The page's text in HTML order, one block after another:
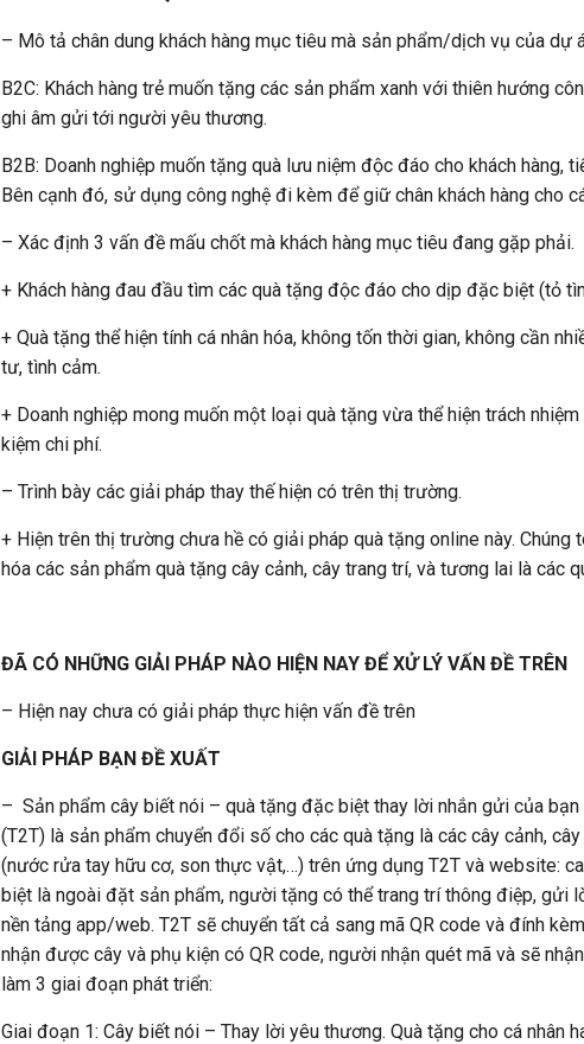
– Mô tả chân dung khách hàng mục tiêu mà sản phẩm/dịch vụ của dự
B2C: Khách hàng trẻ muốn tặng các sản phẩm xanh với thiên hướng
ghi âm gửi tới người yêu thương.
B2B: Doanh nghiệp muốn tặng quà lưu niệm độc đáo cho khách hàng,
Bên cạnh đó, sử dụng công nghệ đi kèm để giữ chân khách hàng cho
– Xác định 3 vấn đề mấu chốt mà khách hàng mục tiêu đang gặp phải.
+ Khách hàng đau đầu tìm các quà tặng độc đáo cho dịp đặc biệt (tỏ
+ Quà tặng thể hiện tính cá nhân hóa, không tốn thời gian, không cần
tư, tình cảm.
+ Doanh nghiệp mong muốn một loại quà tặng vừa thể hiện trách
kiệm chi phí.
– Trình bày các giải pháp thay thế hiện có trên thị trường.
+ Hiện trên thị trường chưa hề có giải pháp quà tặng online này.
hóa các sản phẩm quà tặng cây cảnh, cây trang trí, và tương lai là các
ĐÃ CÓ NHỮNG GIẢI PHÁP NÀO HIỆN NAY ĐỂ XỬ LÝ VẤN ĐỀ TRÊN
– Hiện nay chưa có giải pháp thực hiện vấn đề trên
GIẢI PHÁP BẠN ĐỀ XUẤT
– Sản phẩm cây biết nói – quà tặng đặc biệt thay lời nhắn gửi của
(T2T) là sản phẩm chuyển đổi số cho các quà tặng là các cây cảnh,
(nước rửa tay hữu cơ, son thực vật,…) trên ứng dụng T2T và website:
biệt là ngoài đặt sản phẩm, người tặng có thể trang trí thông điệp, gửi
nền tảng app/web. T2T sẽ chuyển tất cả sang mã QR code và đính
nhận được cây và phụ kiện có QR code, người nhận quét mã và sẽ
làm 3 giai đoạn phát triển:
Giai đoạn 1: Cây biết nói – Thay lời yêu thương. Quà tặng cho cá nhân